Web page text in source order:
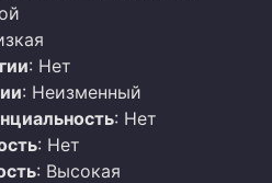
: Нет
: Неизменный
: Нет
: Нет
: Высокая